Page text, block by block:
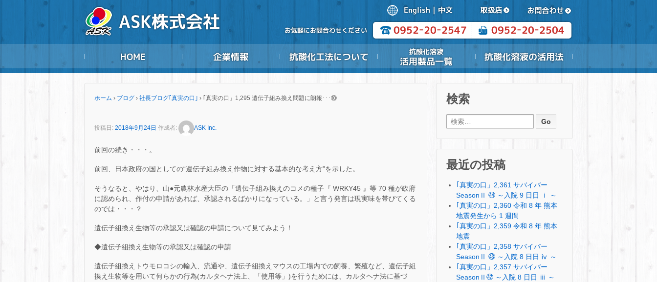
ホーム › ブログ › 社長ブログ｢真実の口｣ › ｢真実の口」1,295 遺伝子組み換え問題に朗報･･･⑩
投稿日: 2018年9月24日 作成者: ASK Inc.
前回の続き・・・。
前回、日本政府の国としての“遺伝子組み換え作物に対する基本的な考え方”を示した。
そうなると、やはり、山●元農林水産大臣の「遺伝子組み換えのコメの種子『 WRKY45 』等 70 種が政府
に認められ、作付の申請があれば、承認されるばかりになっている。」と言う発言は現実味を帯びてくる
のでは・・・？
遺伝子組換え生物等の承認又は確認の申請について見てみよう！
◆遺伝子組換え生物等の承認又は確認の申請
遺伝子組換えトウモロコシの輸入、流通や、遺伝子組換えマウスの工場内での飼養、繁殖など、遺伝子組
換え生物等を用いて何らかの行為(カルタヘナ法上、「使用等」)を行うためには、カルタヘナ法に基づ
検索
検索:
最近の投稿
｢真実の口」2,361 サバイバー
SeasonⅡ ㊹ ～入院 9 日日 ⅰ ～
｢真実の口」2,360 令和 8 年 熊本
地震発生から 1 週間
｢真実の口」2,359 令和 8 年 熊本
地震
｢真実の口」2,358 サバイバー
SeasonⅡ ㊸ ～入院 8 日日 ⅳ ～
｢真実の口」2,357 サバイバー
SeasonⅡ㊷ ～入院 8 日日 ⅲ ～